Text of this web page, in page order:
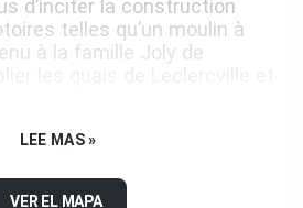
d’inciter la construction
telles qu’un moulin à
à la famille Joly de
proposés, vous serez
houblon; la culture et de la
LEE MAS »
VER EL MAPA